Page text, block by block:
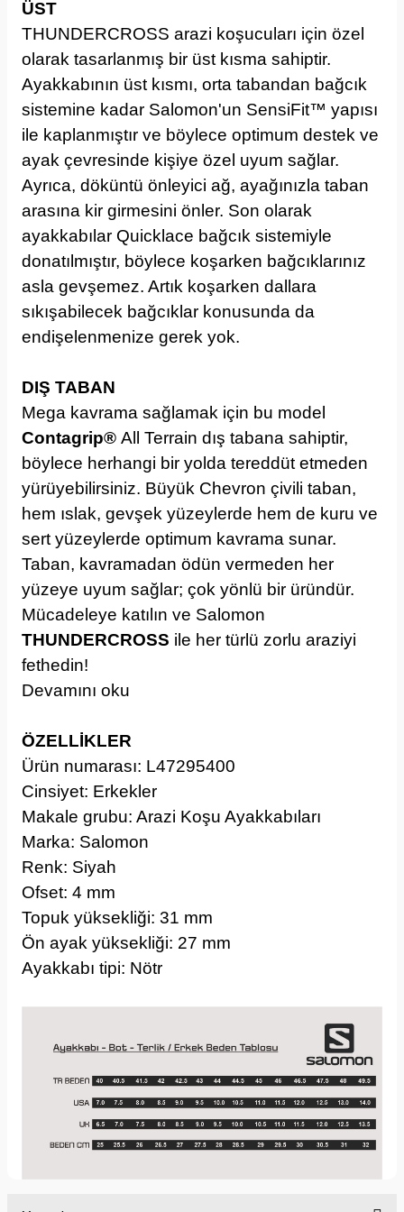
ÜST
THUNDERCROSS arazi koşucuları için özel
olarak tasarlanmış bir üst kısma sahiptir.
Ayakkabının üst kısmı, orta tabandan bağcık
sistemine kadar Salomon'un SensiFit™ yapısı
ile kaplanmıştır ve böylece optimum destek ve
ayak çevresinde kişiye özel uyum sağlar.
Ayrıca, döküntü önleyici ağ, ayağınızla taban
arasına kir girmesini önler. Son olarak
ayakkabılar Quicklace bağcık sistemiyle
donatılmıştır, böylece koşarken bağcıklarınız
asla gevşemez. Artık koşarken dallara
sıkışabilecek bağcıklar konusunda da
endişelenmenize gerek yok.
DIŞ TABAN
Mega kavrama sağlamak için bu model
Contagrip® All Terrain dış tabana sahiptir,
böylece herhangi bir yolda tereddüt etmeden
yürüyebilirsiniz. Büyük Chevron çivili taban,
hem ıslak, gevşek yüzeylerde hem de kuru ve
sert yüzeylerde optimum kavrama sunar.
Taban, kavramadan ödün vermeden her
yüzeye uyum sağlar; çok yönlü bir üründür.
Mücadeleye katılın ve Salomon
THUNDERCROSS ile her türlü zorlu araziyi
fethedin!
Devamını oku
ÖZELLİKLER
Ürün numarası: L47295400
Cinsiyet: Erkekler
Makale grubu: Arazi Koşu Ayakkabıları
Marka: Salomon
Renk: Siyah
Ofset: 4 mm
Topuk yüksekliği: 31 mm
Ön ayak yüksekliği: 27 mm
Ayakkabı tipi: Nötr